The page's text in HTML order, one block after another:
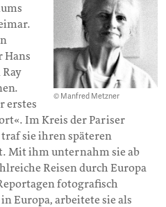
© Manfred Metzner
Hans
erstes
Im Kreis der Pariser
sie ihren späteren
Mit ihm unternahm sie ab
Reisen durch Europa
fotografisch
Europa, arbeitete sie als